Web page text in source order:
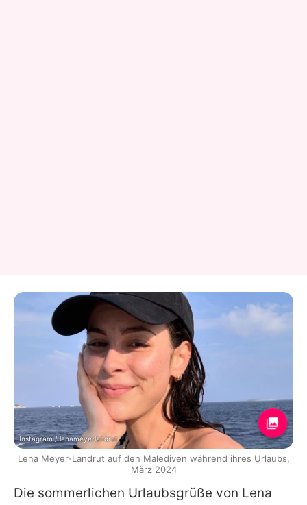
Die sommerlichen Urlaubsgrüße von Lena
Instagram / lenameyerlandrut
Lena Meyer-Landrut auf den Malediven während ihres Urlaubs,
März 2024